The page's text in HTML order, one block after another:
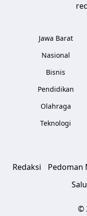
Jawa Barat
Nasional
Bisnis
Pendidikan
Olahraga
Teknologi
Redaksi Pedoman
©